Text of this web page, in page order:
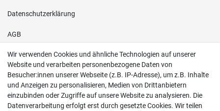
Daten­schutz­erklärung
AGB
Shop
Kontakt
Versand & Zahlung
Wir verwenden Cookies und ähnliche Technologien auf unserer
Website und verarbeiten personenbezogene Daten von
Besucher:innen unserer Webseite (z.B. IP-Adresse), um z.B. Inhalte
und Anzeigen zu personalisieren, Medien von Drittanbietern
einzubinden oder Zugriffe auf unsere Website zu analysieren. Die
Datenverarbeitung erfolgt erst durch gesetzte Cookies. Wir teilen